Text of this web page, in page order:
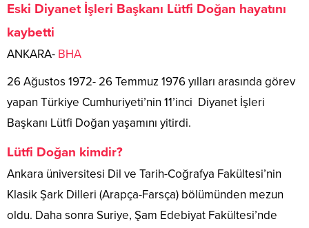
Eski Diyanet İşleri Başkanı Lütfi Doğan hayatını
kaybetti
ANKARA- BHA
26 Ağustos 1972- 26 Temmuz 1976 yılları arasında görev
yapan Türkiye Cumhuriyeti’nin 11’inci Diyanet İşleri
Başkanı Lütfi Doğan yaşamını yitirdi.
Lütfi Doğan kimdir?
Ankara üniversitesi Dil ve Tarih-Coğrafya Fakültesi’nin
Klasik Şark Dilleri (Arapça-Farsça) bölümünden mezun
oldu. Daha sonra Suriye, Şam Edebiyat Fakültesi’nde